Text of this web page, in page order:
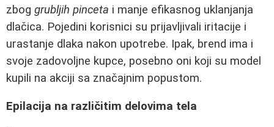
zbog grubljih pinceta i manje efikasnog uklanjanja
dlačica. Pojedini korisnici su prijavljivali iritacije i
urastanje dlaka nakon upotrebe. Ipak, brend ima i
svoje zadovoljne kupce, posebno oni koji su model
kupili na akciji sa značajnim popustom.
Epilacija na različitim delovima tela